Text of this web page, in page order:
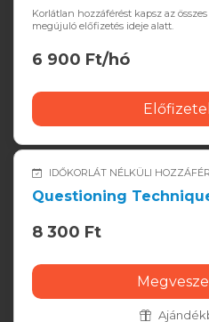
Korlátlan hozzáférést kapsz az
megújuló előfizetés ideje alatt.
6 900 Ft/hó
IDŐKORLÁT NÉLKÜLI
Questioning
8 300 Ft